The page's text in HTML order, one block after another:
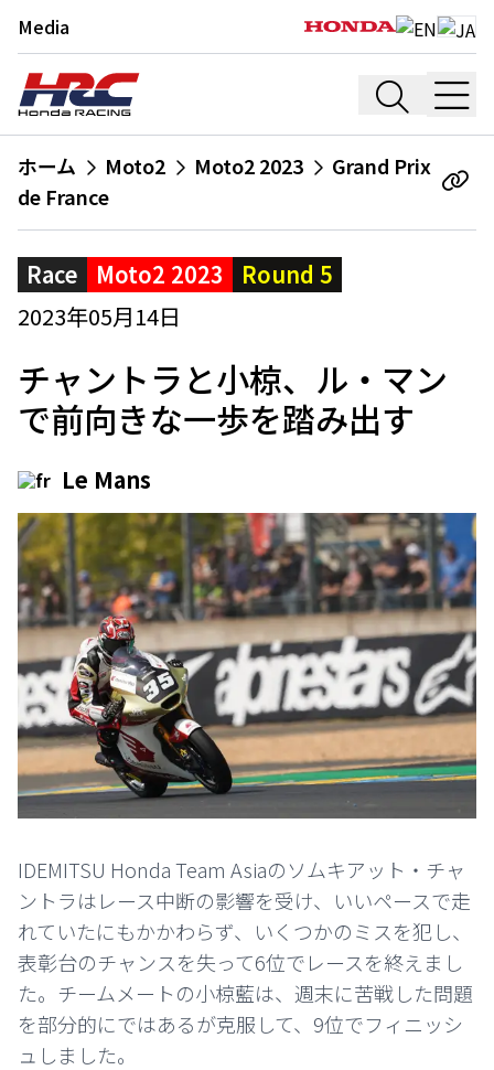
Media
ホーム Moto2 Moto2 2023
Grand Prix
de France
Race Moto2 2023
Round 5
2023年05月14日
チャントラと小椋、ル・マン
で前向きな一歩を踏み出す
Le Mans
IDEMITSU Honda Team Asiaのソムキアット・チャ
ントラはレース中断の影響を受け、いいペースで走
れていたにもかかわらず、いくつかのミスを犯し、
表彰台のチャンスを失って6位でレースを終えまし
た。チームメートの小椋藍は、週末に苦戦した問題
を部分的にではあるが克服して、9位でフィニッシ
ュしました。